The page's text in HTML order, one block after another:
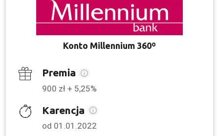
Konto Millennium 360º
Premia
900 zł + 5,25%
Karencja
od 01.01.2022